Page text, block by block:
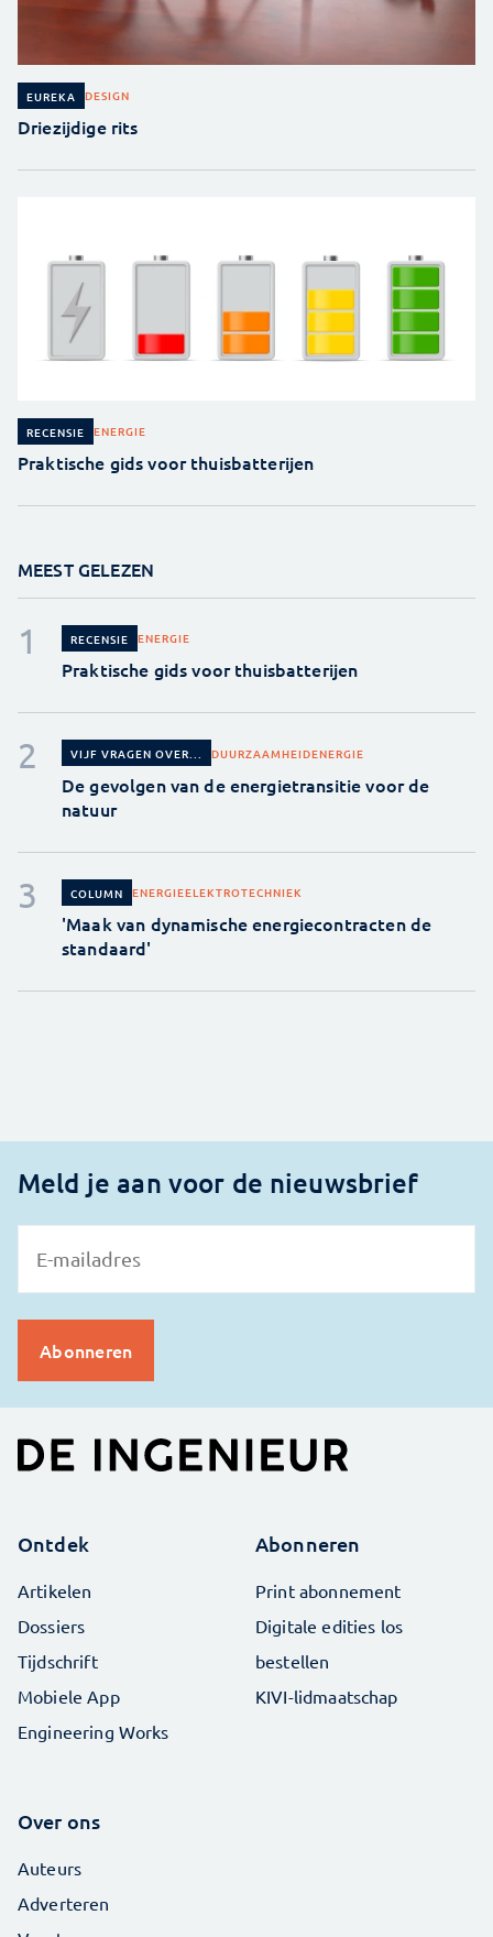
EUREKA DESIGN
Driezijdige rits
RECENSIE ENERGIE
Praktische gids voor thuisbatterijen
MEEST GELEZEN
RECENSIE ENERGIE
Praktische gids voor thuisbatterijen
VIJF VRAGEN OVER... DUURZAAMHEIDENERGIE
De gevolgen van de energietransitie voor de
natuur
COLUMN ENERGIEELEKTROTECHNIEK
'Maak van dynamische energiecontracten de
standaard'
Meld je aan voor de nieuwsbrief
Ontdek
Artikelen
Dossiers
Tijdschrift
Mobiele App
Engineering Works
Abonneren
Print abonnement
Digitale edities los
bestellen
KIVI-lidmaatschap
Over ons
Auteurs
Adverteren